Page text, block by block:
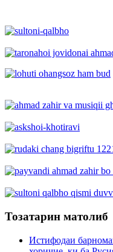
Тозатарин матолиб
Истифодаи